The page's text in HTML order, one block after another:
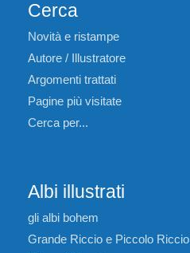
Cerca
Novità e ristampe
Autore / Illustratore
Argomenti trattati
Pagine più visitate
Cerca per...
Albi illustrati
gli albi bohem
Grande Riccio e Piccolo Riccio